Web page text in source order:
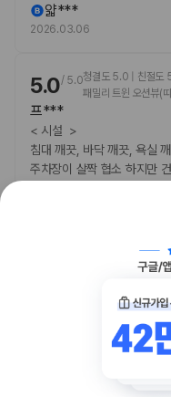
얇***
2026.03.06
5.0/ 5.0청결도 5.0 | 친절도
패밀리 트윈 오션뷰(
프***
< 시설 >
침대 깨끗, 바닥 깨끗, 욕실
주차장이 살짝 협소 하지만
함께 가는